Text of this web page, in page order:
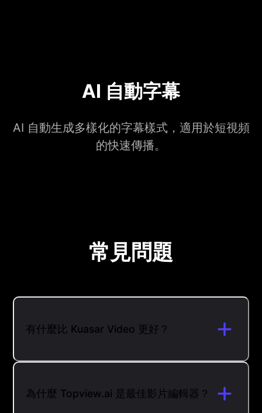
AI 自動字幕
AI 自動生成多樣化的字幕樣式，適用於短視頻
的快速傳播。
常見問題
有什麼比 Kuasar Video 更好？
為什麼 Topview.ai 是最佳影片編輯器？